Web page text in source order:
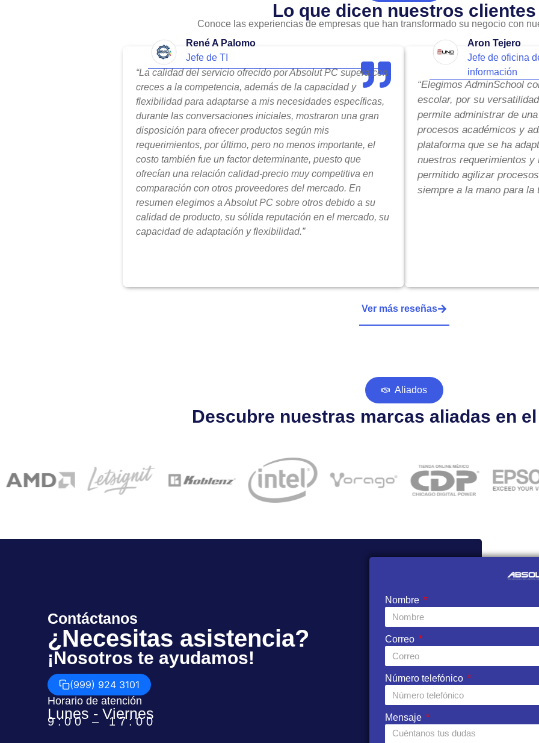
Lo que dicen nuestros clientes
Conoce las experiencias de empresas que han transformado su negocio con
René A Palomo
Jefe de TI
“La calidad del servicio ofrecido por Absolut PC supera con
creces a la competencia, además de la capacidad y
flexibilidad para adaptarse a mis necesidades específicas,
durante las conversaciones iniciales, mostraron una gran
disposición para ofrecer productos según mis
requerimientos, por último, pero no menos importante, el
costo también fue un factor determinante, puesto que
ofrecían una relación calidad-precio muy competitiva en
comparación con otros proveedores del mercado. En
resumen elegimos a Absolut PC sobre otros debido a su
calidad de producto, su sólida reputación en el mercado, su
capacidad de adaptación y flexibilidad.”
Aron Tejero
Jefe de oficina
información
“Elegimos AdminSchool
escolar, por su
permite administrar de
procesos académicos y
plataforma que se ha
nuestros requerimientos y
permitido agilizar
siempre a la mano para la
Ver más reseñas
Aliados
Descubre nuestras marcas aliadas en
Nombre
Correo
Número telefónico
Mensaje
Contáctanos
¿Necesitas asistencia?
¡Nosotros te ayudamos!
(999) 924 3101
Horario de atención
Lunes - Viernes
9:00 – 17:00